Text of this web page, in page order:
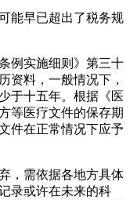
能早已超出了税务规
例实施细则》第三十
资料，一般情况下，
于十五年。根据《医
等医疗文件的保存期
件在正常情况下应予
，需依据各地方具体
录或许在未来的科